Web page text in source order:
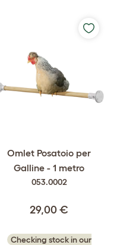
Omlet Posatoio per
Galline - 1 metro
053.0002
29,00 €
Checking stock in our